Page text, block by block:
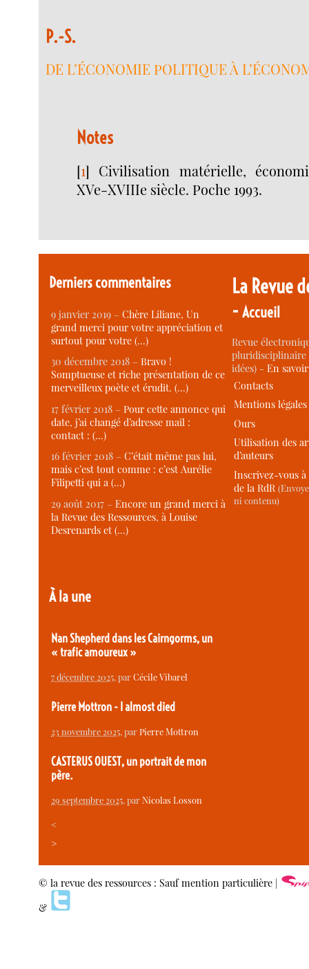
P.-S.
DE L’ÉCONOMIE POLITIQUE À
Notes
[1] Civilisation matérielle,
XVe-XVIIIe siècle. Poche 1993.
Derniers commentaires
9 janvier 2019 –Chère Liliane, Un
grand merci pour votre appréciation et
surtout pour votre (…)
30 décembre 2018 –Bravo !
Somptueuse et riche présentation de ce
merveilleux poète et érudit. (…)
17 février 2018 –Pour cette annonce qui
date, j’ai changé d’adresse mail :
contact : (…)
16 février 2018 –C’était même pas lui,
mais c’est tout comme : c’est Aurélie
Filipetti qui a (…)
29 août 2017 –Encore un grand merci à
la Revue des Ressources, à Louise
Desrenards et (…)
À la une
Nan Shepherd dans les Cairngorms, un
« trafic amoureux »
7 décembre 2025, parCécile Vibarel
Pierre Mottron - I almost died
23 novembre 2025, parPierre Mottron
CASTERUS OUEST, un portrait de mon
père.
29 septembre 2025, parNicolas Losson
<
>
La Revue
-Accueil
Revue
idées) -En
Contacts
Mentions légales
Ours
Utilisation des
d’auteurs
Inscrivez-vous
de la RdR
ni contenu)
© la revue des ressources : Sauf mention particulière |
&